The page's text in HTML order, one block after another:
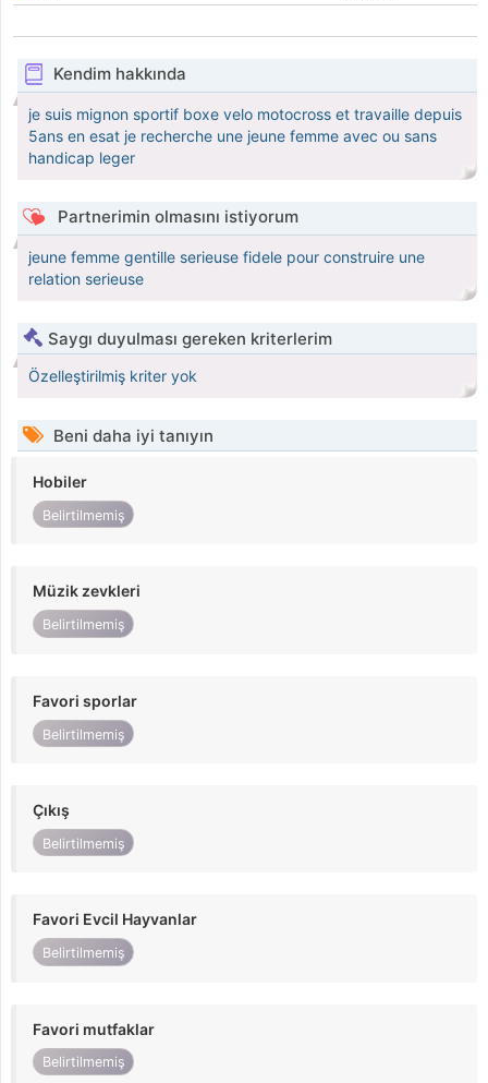
Kendim hakkında
je suis mignon sportif boxe velo motocross et travaille depuis
5ans en esat je recherche une jeune femme avec ou sans
handicap leger
Partnerimin olmasını istiyorum
jeune femme gentille serieuse fidele pour construire une
relation serieuse
Saygı duyulması gereken kriterlerim
Özelleştirilmiş kriter yok
Beni daha iyi tanıyın
Hobiler
Belirtilmemiş
Müzik zevkleri
Belirtilmemiş
Favori sporlar
Belirtilmemiş
Çıkış
Belirtilmemiş
Favori Evcil Hayvanlar
Belirtilmemiş
Favori mutfaklar
Belirtilmemiş